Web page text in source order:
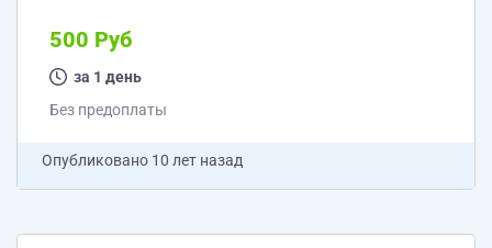
500 Руб
за 1 день
Без предоплаты
Опубликовано 10 лет назад